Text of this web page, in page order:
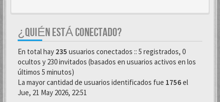
¿QUIÉN ESTÁ CONECTADO?
En total hay 235 usuarios conectados :: 5 registrados, 0
ocultos y 230 invitados (basados en usuarios activos en los
últimos 5 minutos)
La mayor cantidad de usuarios identificados fue 1756el
Jue, 21 May 2026, 22:51